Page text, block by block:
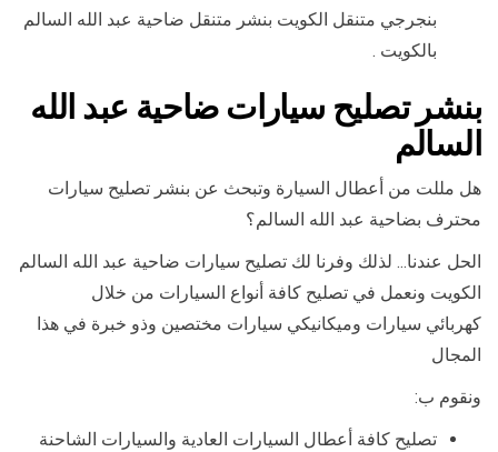
بنجرجي متنقل الكويت بنشر متنقل ضاحية عبد الله السالم
بالكويت .
بنشر تصليح سيارات ضاحية عبد الله
السالم
هل مللت من أعطال السيارة وتبحث عن بنشر تصليح سيارات
محترف بضاحية عبد الله السالم؟
الحل عندنا… لذلك وفرنا لك تصليح سيارات ضاحية عبد الله السالم
الكويت ونعمل في تصليح كافة أنواع السيارات من خلال
كهربائي سيارات وميكانيكي سيارات مختصين وذو خبرة في هذا
المجال
ونقوم ب:
تصليح كافة أعطال السيارات العادية والسيارات الشاحنة